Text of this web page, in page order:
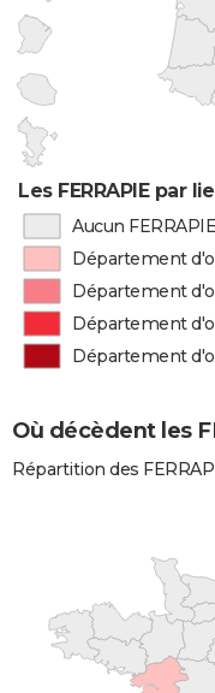
Les FERRAPIE par
Aucun
Département
Département
Département
Département
Où décèdent les
Répartition des